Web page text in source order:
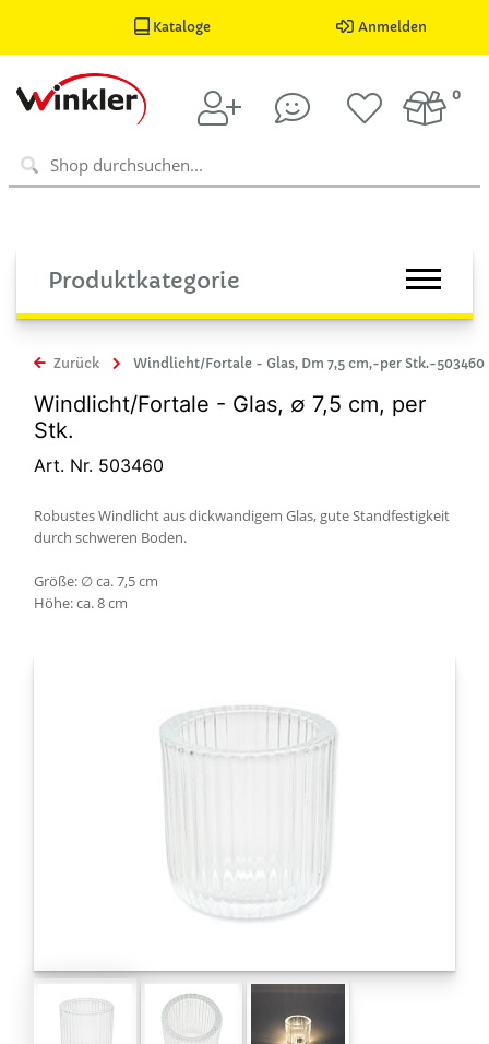
Kataloge Anmelden
0
Produktkategorie
Zurück Windlicht/Fortale - Glas, Dm 7,5 cm,-per Stk.-503460
Windlicht/Fortale - Glas, ∅ 7,5 cm, per
Stk.
Art. Nr. 503460
Robustes Windlicht aus dickwandigem Glas, gute Standfestigkeit
durch schweren Boden.
Größe: ∅ ca. 7,5 cm